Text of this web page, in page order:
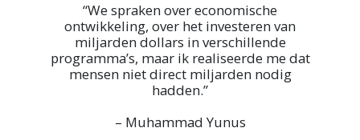
“We spraken over economische
ontwikkeling, over het investeren van
miljarden dollars in verschillende
programma’s, maar ik realiseerde me dat
mensen niet direct miljarden nodig
hadden.”
– Muhammad Yunus